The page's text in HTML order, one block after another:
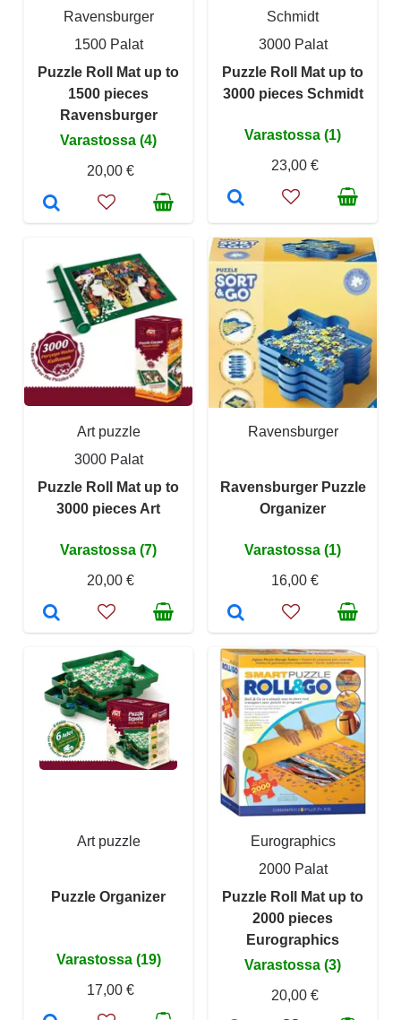
Ravensburger
1500 Palat
Puzzle Roll Mat up to
1500 pieces
Ravensburger
Varastossa (4)
20,00 €
Schmidt
3000 Palat
Puzzle Roll Mat up to
3000 pieces Schmidt
Varastossa (1)
23,00 €
Art puzzle
3000 Palat
Puzzle Roll Mat up to
3000 pieces Art
Varastossa (7)
20,00 €
Ravensburger
Ravensburger Puzzle
Organizer
Varastossa (1)
16,00 €
Art puzzle
Puzzle Organizer
Varastossa (19)
17,00 €
Eurographics
2000 Palat
Puzzle Roll Mat up to
2000 pieces
Eurographics
Varastossa (3)
20,00 €